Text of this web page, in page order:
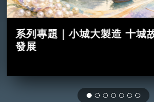
系列專題｜小城大製造 十城
發展